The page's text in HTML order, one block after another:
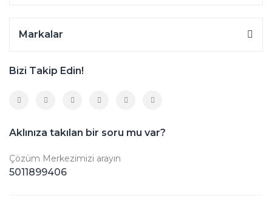
Markalar
Bizi Takip Edin!
Aklınıza takılan bir soru mu var?
Çözüm Merkezimizi arayın
5011899406